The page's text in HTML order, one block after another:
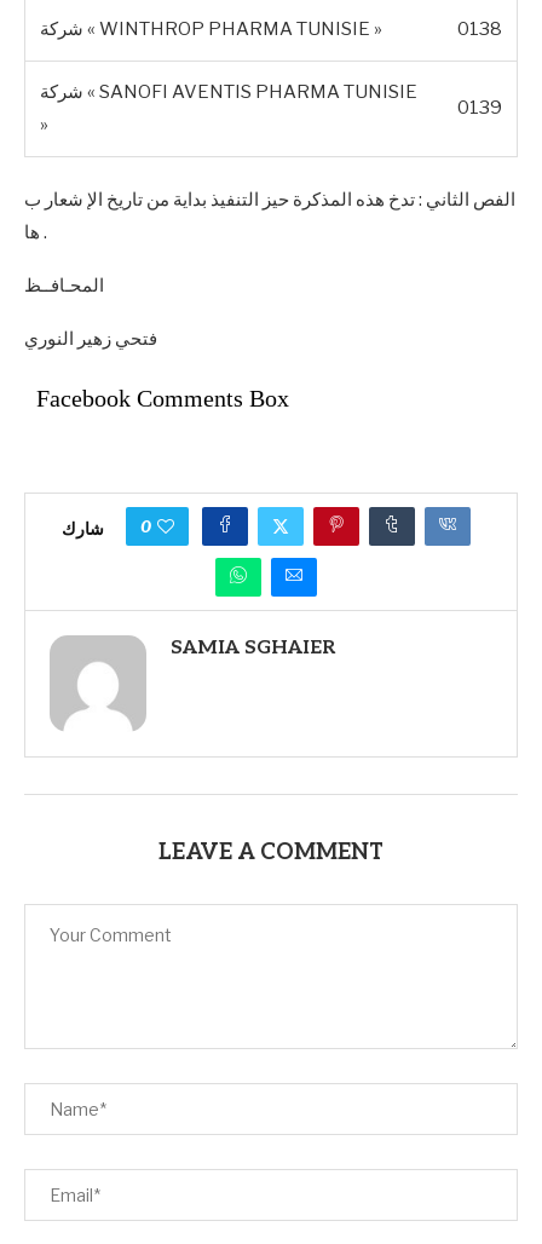
شركة « WINTHROP PHARMA TUNISIE » 0138
شركة « SANOFI AVENTIS PHARMA TUNISIE
»
0139
الفص الثاني : تدخ هذه المذكرة حيز التنفيذ بداية من تاريخ الإ شعار ب
ها .
المحـافــظ
فتحي زهير النوري
Facebook Comments Box
شارك 0
SAMIA SGHAIER
LEAVE A COMMENT